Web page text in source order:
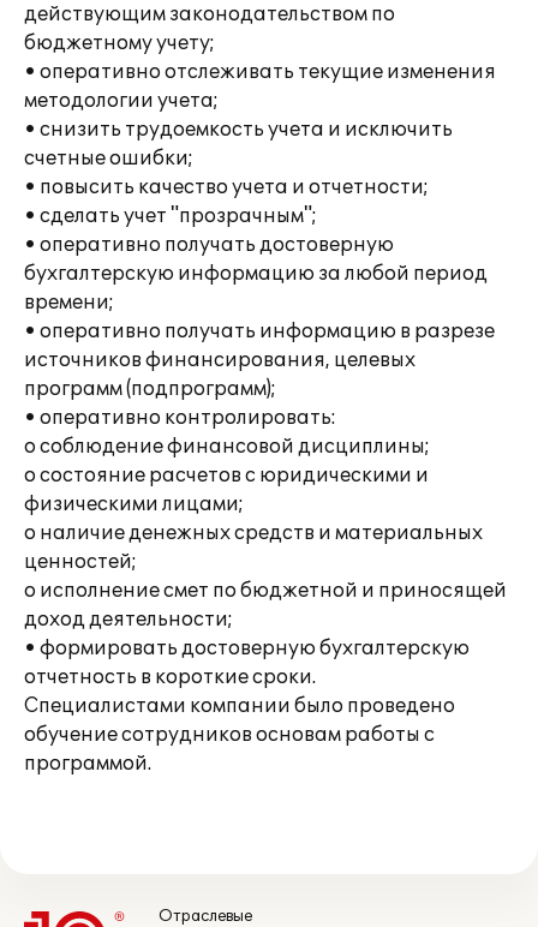
действующим законодательством по
бюджетному учету;
• оперативно отслеживать текущие изменения
методологии учета;
• снизить трудоемкость учета и исключить
счетные ошибки;
• повысить качество учета и отчетности;
• сделать учет "прозрачным";
• оперативно получать достоверную
бухгалтерскую информацию за любой период
времени;
• оперативно получать информацию в разрезе
источников финансирования, целевых
программ (подпрограмм);
• оперативно контролировать:
o соблюдение финансовой дисциплины;
o состояние расчетов с юридическими и
физическими лицами;
o наличие денежных средств и материальных
ценностей;
o исполнение смет по бюджетной и приносящей
доход деятельности;
• формировать достоверную бухгалтерскую
отчетность в короткие сроки.
Специалистами компании было проведено
обучение сотрудников основам работы с
программой.
Отраслевые